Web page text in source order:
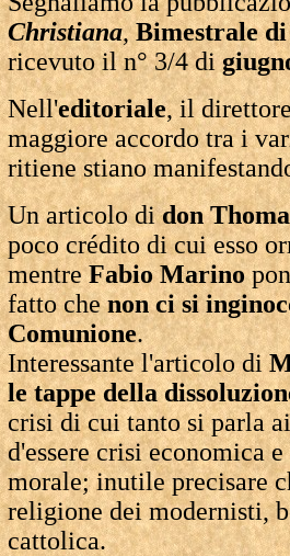
Christiana,Bimestrale
ricevuto il n° 3/4 di
Nell'editoriale, il
maggiore accordo tra i
ritiene stiano
Un articolo didon
poco crédito di cui esso
mentreFabio Marino
fatto chenon ci si
Comunione.
Interessante l'articolo di
le tappe della
crisi di cui tanto si parla
d'essere crisi economica
morale; inutile precisare
religione dei modernisti,
cattolica.